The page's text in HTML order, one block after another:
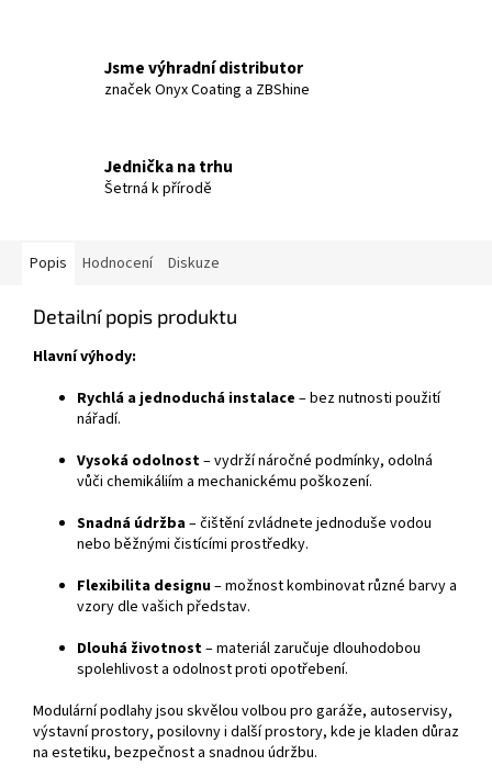
Jsme výhradní distributor
značek Onyx Coating a ZBShine
Jednička na trhu
Šetrná k přírodě
Popis Hodnocení Diskuze
Detailní popis produktu
Hlavní výhody:
Rychlá a jednoduchá instalace – bez nutnosti použití
nářadí.
Vysoká odolnost– vydrží náročné podmínky, odolná
vůči chemikáliím a mechanickému poškození.
Snadná údržba– čištění zvládnete jednoduše vodou
nebo běžnými čistícími prostředky.
Flexibilita designu– možnost kombinovat různé barvy a
vzory dle vašich představ.
Dlouhá životnost– materiál zaručuje dlouhodobou
spolehlivost a odolnost proti opotřebení.
Modulární podlahy jsou skvělou volbou pro garáže, autoservisy,
výstavní prostory, posilovny i další prostory, kde je kladen důraz
na estetiku, bezpečnost a snadnou údržbu.